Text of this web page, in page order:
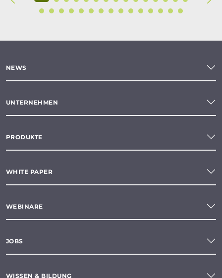
NEWS
UNTERNEHMEN
PRODUKTE
WHITE PAPER
WEBINARE
JOBS
WISSEN & BILDUNG